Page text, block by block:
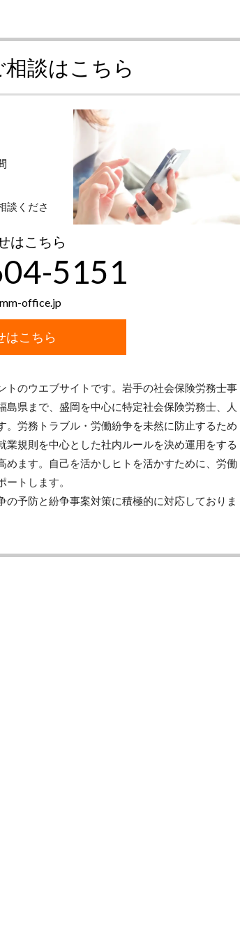
談はこちら
談くださ
はこちら
5151
office.jp
はこちら
のウエブサイトです。岩手の社会保険労務士事
県まで、盛岡を中心に特定社会保険労務士、人
労務トラブル・労働紛争を未然に防止するため
規則を中心とした社内ルールを決め運用をする
ます。自己を活かしヒトを活かすために、労働
トします。
予防と紛争事案対策に積極的に対応しておりま